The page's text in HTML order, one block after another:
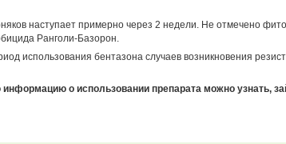
наступает примерно через 2 недели. Не отмечено
Ранголи-Базорон.
использования бентазона случаев возникновения
о использовании препарата можно узнать,